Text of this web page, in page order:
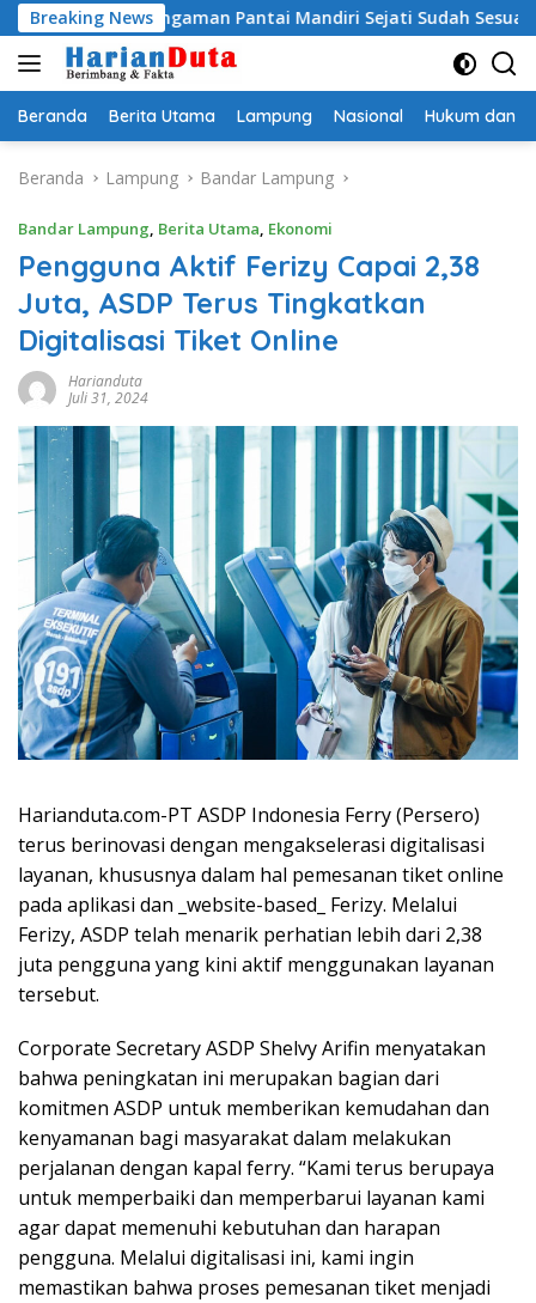
Langsung
ke
konten
Breaking NewsPantai Mandiri Sejati Sudah Sesuai Spesifikasi
Beranda Berita Utama Lampung Nasional Hukum dan
Beranda Lampung Bandar Lampung
Bandar Lampung, Berita Utama, Ekonomi
Pengguna Aktif Ferizy Capai 2,38
Juta, ASDP Terus Tingkatkan
Digitalisasi Tiket Online
Harianduta
Juli 31, 2024
Harianduta.com-PT ASDP Indonesia Ferry (Persero)
terus berinovasi dengan mengakselerasi digitalisasi
layanan, khususnya dalam hal pemesanan tiket online
pada aplikasi dan _website-based_ Ferizy. Melalui
Ferizy, ASDP telah menarik perhatian lebih dari 2,38
juta pengguna yang kini aktif menggunakan layanan
tersebut.
Corporate Secretary ASDP Shelvy Arifin menyatakan
bahwa peningkatan ini merupakan bagian dari
komitmen ASDP untuk memberikan kemudahan dan
kenyamanan bagi masyarakat dalam melakukan
perjalanan dengan kapal ferry. “Kami terus berupaya
untuk memperbaiki dan memperbarui layanan kami
agar dapat memenuhi kebutuhan dan harapan
pengguna. Melalui digitalisasi ini, kami ingin
memastikan bahwa proses pemesanan tiket menjadi